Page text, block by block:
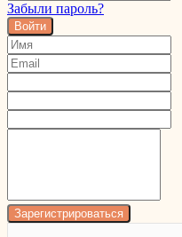
Забыли пароль?
Войти